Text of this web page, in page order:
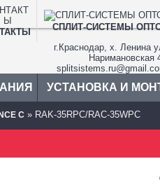
СПЛИТ-СИСТЕМЫ
г.Краснодар, х. Ленина
Наримановская
УСТАНОВКА И
С » RAK-35RPC/RAC-35WPC